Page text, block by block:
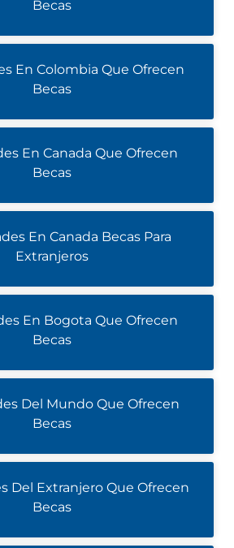
Becas
En Colombia Que Ofrecen
Becas
En Canada Que Ofrecen
Becas
En Canada Becas Para
Extranjeros
En Bogota Que Ofrecen
Becas
Del Mundo Que Ofrecen
Becas
Del Extranjero Que Ofrecen
Becas